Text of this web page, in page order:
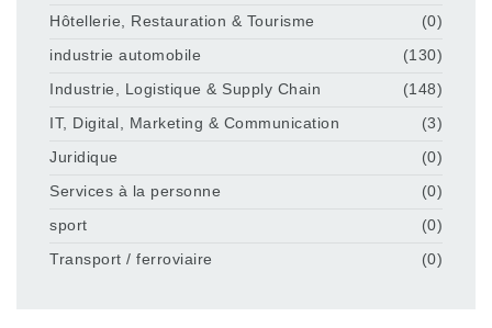
Hôtellerie, Restauration & Tourisme
(0)
industrie automobile
(130)
Industrie, Logistique & Supply Chain
(148)
IT, Digital, Marketing & Communication
(3)
Juridique
(0)
Services à la personne
(0)
sport
(0)
Transport / ferroviaire
(0)